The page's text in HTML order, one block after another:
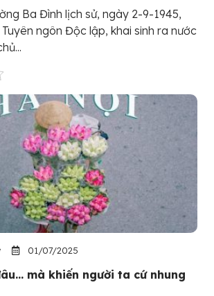
Ba Đình lịch sử, ngày 2-9-1945,
ngôn Độc lập, khai sinh ra nước
01/07/2025
mà khiến người ta cứ nhung